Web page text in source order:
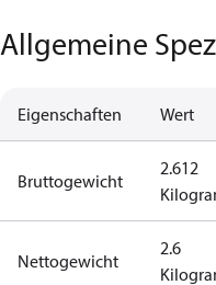
Allgemeine
Eigenschaften Wert
Bruttogewicht
2.612
Nettogewicht
2.6